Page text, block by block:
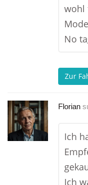
wohl
No
Zur
Florian
Ich
Ich